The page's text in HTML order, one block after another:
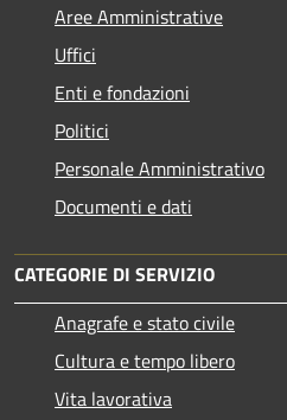
Aree Amministrative
Uffici
Enti e fondazioni
Politici
Personale Amministrativo
Documenti e dati
CATEGORIE DI SERVIZIO
Anagrafe e stato civile
Cultura e tempo libero
Vita lavorativa